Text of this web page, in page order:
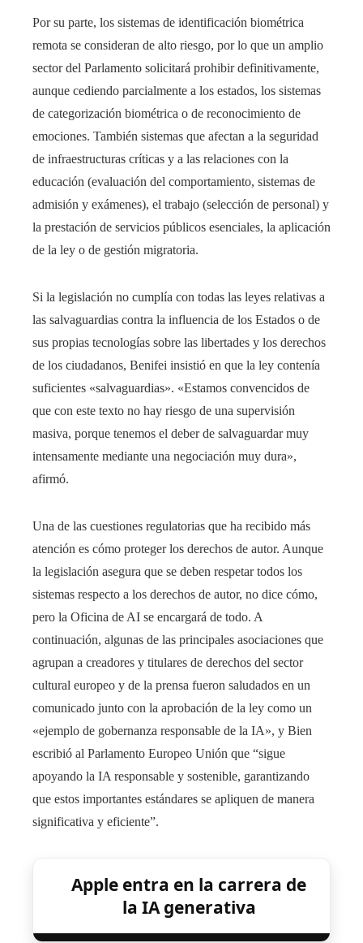
Por su parte, los sistemas de identificación biométrica
remota se consideran de alto riesgo, por lo que un amplio
sector del Parlamento solicitará prohibir definitivamente,
aunque cediendo parcialmente a los estados, los sistemas
de categorización biométrica o de reconocimiento de
emociones. También sistemas que afectan a la seguridad
de infraestructuras críticas y a las relaciones con la
educación (evaluación del comportamiento, sistemas de
admisión y exámenes), el trabajo (selección de personal) y
la prestación de servicios públicos esenciales, la aplicación
de la ley o de gestión migratoria.
Si la legislación no cumplía con todas las leyes relativas a
las salvaguardias contra la influencia de los Estados o de
sus propias tecnologías sobre las libertades y los derechos
de los ciudadanos, Benifei insistió en que la ley contenía
suficientes «salvaguardias». «Estamos convencidos de
que con este texto no hay riesgo de una supervisión
masiva, porque tenemos el deber de salvaguardar muy
intensamente mediante una negociación muy dura»,
afirmó.
Una de las cuestiones regulatorias que ha recibido más
atención es cómo proteger los derechos de autor. Aunque
la legislación asegura que se deben respetar todos los
sistemas respecto a los derechos de autor, no dice cómo,
pero la Oficina de AI se encargará de todo. A
continuación, algunas de las principales asociaciones que
agrupan a creadores y titulares de derechos del sector
cultural europeo y de la prensa fueron saludados en un
comunicado junto con la aprobación de la ley como un
«ejemplo de gobernanza responsable de la IA», y Bien
escribió al Parlamento Europeo Unión que “sigue
apoyando la IA responsable y sostenible, garantizando
que estos importantes estándares se apliquen de manera
significativa y eficiente”.
Apple entra en la carrera de
la IA generativa